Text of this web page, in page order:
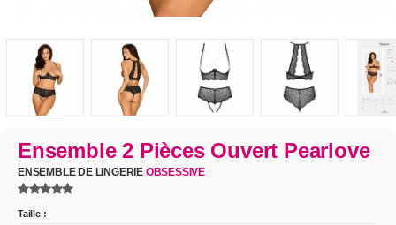
Ensemble 2 Pièces Ouvert Pearlove
ENSEMBLE DE LINGERIE OBSESSIVE
Taille :